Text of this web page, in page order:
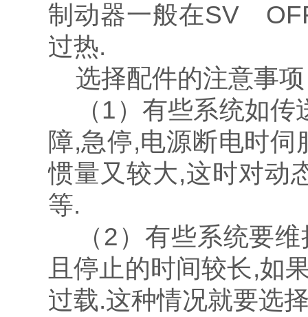
制动器一般在SV
过热.
选择配件的注意事项
（1）有些系统如传
障,急停,电源断电时
惯量又较大,这时对动
等.
（2）有些系统要维
且停止的时间较长,如
过载.这种情况就要选